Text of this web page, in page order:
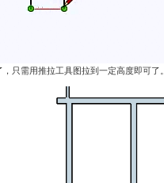
只需用推拉工具图拉到一定高度即可了。